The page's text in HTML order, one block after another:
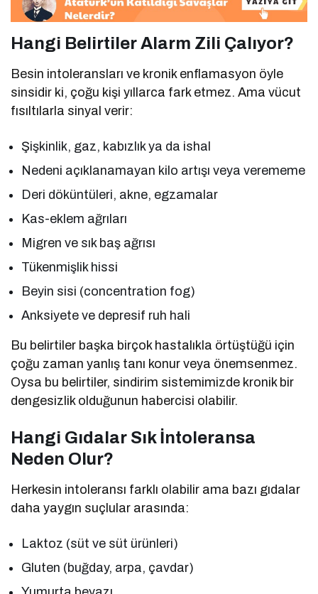
Hangi Belirtiler Alarm Zili Çalıyor?
Besin intoleransları ve kronik enflamasyon öyle
sinsidir ki, çoğu kişi yıllarca fark etmez. Ama vücut
fısıltılarla sinyal verir:
Şişkinlik, gaz, kabızlık ya da ishal
Nedeni açıklanamayan kilo artışı veya verememe
Deri döküntüleri, akne, egzamalar
Kas-eklem ağrıları
Migren ve sık baş ağrısı
Tükenmişlik hissi
Beyin sisi (concentration fog)
Anksiyete ve depresif ruh hali
Bu belirtiler başka birçok hastalıkla örtüştüğü için
çoğu zaman yanlış tanı konur veya önemsenmez.
Oysa bu belirtiler, sindirim sistemimizde kronik bir
dengesizlik olduğunun habercisi olabilir.
Hangi Gıdalar Sık İntoleransa
Neden Olur?
Herkesin intoleransı farklı olabilir ama bazı gıdalar
daha yaygın suçlular arasında:
Laktoz (süt ve süt ürünleri)
Gluten (buğday, arpa, çavdar)